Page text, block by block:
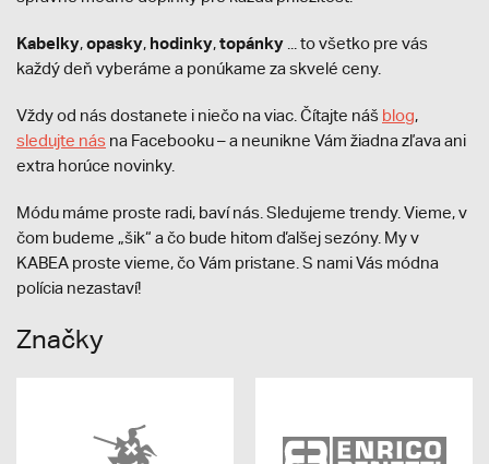
Kabelky,opasky, hodinky,topánky ... to všetko pre vás
každý deň vyberáme a ponúkame za skvelé ceny.
Vždy od nás dostanete i niečo na viac. Čítajte náš blog,
sledujte nás na Facebooku – a neunikne Vám žiadna zľava ani
extra horúce novinky.
Módu máme proste radi, baví nás. Sledujeme trendy. Vieme, v
čom budeme „šik“ a čo bude hitom ďalšej sezóny. My v
KABEA proste vieme, čo Vám pristane. S nami Vás módna
polícia nezastaví!
Značky